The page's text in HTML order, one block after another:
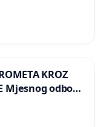
KROZ
Mjesnog odbora